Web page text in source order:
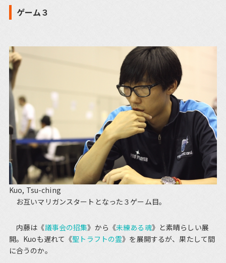
ゲーム３
Kuo, Tsu-ching
お互いマリガンスタートとなった３ゲーム目。
内藤は《議事会の招集》から《未練ある魂》と素晴らしい展
開。Kuoも遅れて《聖トラフトの霊》を展開するが、果たして間
に合うのか。